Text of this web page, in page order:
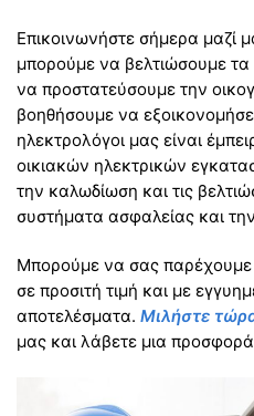
Επικοινωνήστε σήμερα μαζί
μπορούμε να βελτιώσουμε τα
να προστατεύσουμε την
βοηθήσουμε να
ηλεκτρολόγοι μας είναι
οικιακών ηλεκτρικών
την καλωδίωση και τις
συστήματα ασφαλείας και
Μπορούμε να σας παρέχουμε
σε προσιτή τιμή και με
αποτελέσματα. Μιλήστε
μας και λάβετε μια